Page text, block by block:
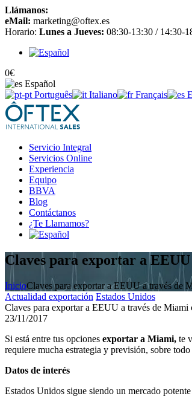
Llámanos:
eMail: marketing@oftex.es
Horario: Lunes a Jueves: 08:30-13:30 / 14:30-
0€
Español
Português
Italiano Français
Servicio Integral
Servicios Online
Experiencia
Equipo
BBVA
Blog
Contáctanos
¿Te Llamamos?
Claves para exportar a
InicioClaves para exportar a EEUU a través de
Actualidad exportación Estados Unidos
Claves para exportar a EEUU a través de Miami
23/11/2017
Si está entre tus opciones exportar a Miami, te
requiere mucha estrategia y previsión, sobre
Datos de interés
Estados Unidos sigue siendo un mercado